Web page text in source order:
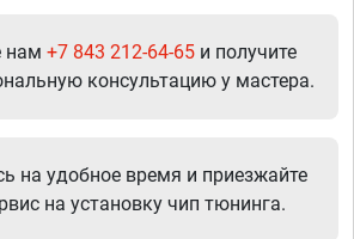
нам +7 843 212-64-65 и получите
консультацию у мастера.
на удобное время и приезжайте
на установку чип тюнинга.